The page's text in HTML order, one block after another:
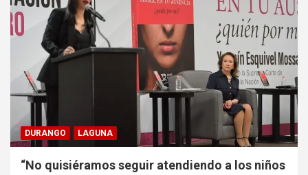
DURANGO LAGUNA
“No quisiéramos seguir atendiendo a los niños